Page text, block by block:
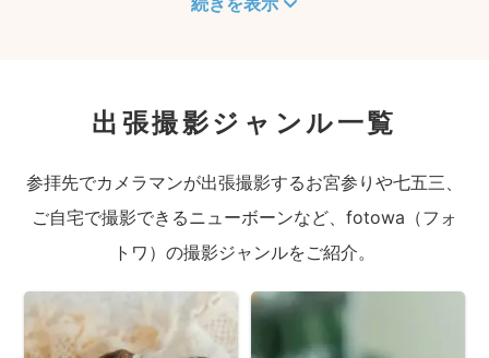
出張撮影ジャンル一覧
参拝先でカメラマンが出張撮影するお宮参りや七五三、
ご自宅で撮影できるニューボーンなど、fotowa（フォ
トワ）の撮影ジャンルをご紹介。